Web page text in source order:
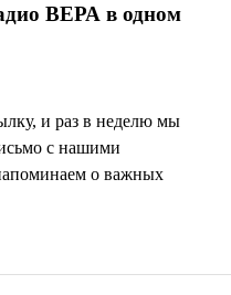
ВЕРА в одном
и раз в неделю мы
с нашими
о важных